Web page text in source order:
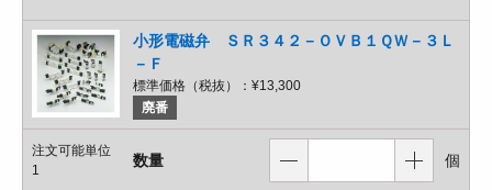
小形電磁弁 ＳＲ３４２－ＯＶＢ１ＱＷ－３Ｌ
－Ｆ
標準価格（税抜）： ¥13,300
廃番
注文可能単位
1
数量 個